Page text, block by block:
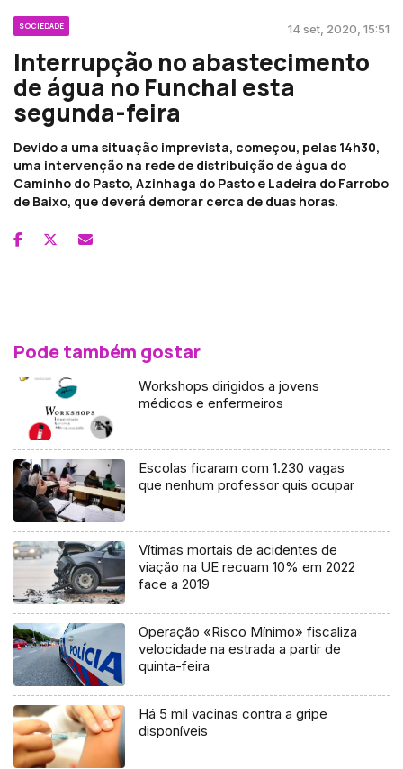
SOCIEDADE 14 set, 2020, 15:51
Interrupção no abastecimento
de água no Funchal esta
segunda-feira
Devido a uma situação imprevista, começou, pelas 14h30,
uma intervenção na rede de distribuição de água do
Caminho do Pasto, Azinhaga do Pasto e Ladeira do Farrobo
de Baixo, que deverá demorar cerca de duas horas.
Pode também gostar
Workshops dirigidos a jovens
médicos e enfermeiros
Escolas ficaram com 1.230 vagas
que nenhum professor quis ocupar
Vítimas mortais de acidentes de
viação na UE recuam 10% em 2022
face a 2019
Operação «Risco Mínimo» fiscaliza
velocidade na estrada a partir de
quinta-feira
Há 5 mil vacinas contra a gripe
disponíveis